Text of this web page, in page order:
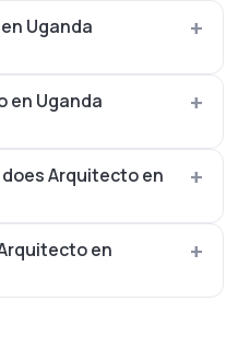
Uganda
en Uganda
Arquitecto en
en